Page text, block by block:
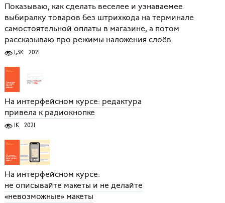
Показываю, как сделать веселее и узнаваемее
выбиралку товаров без штрихкода на терминале
самостоятельной оплаты в магазине, а потом
рассказываю про режимы наложения слоёв
1,3K 2021
На интерфейсном курсе: редактура
привела к радиокнопке
1K 2021
На интерфейсном курсе:
не описывайте макеты и не делайте
«невозможные» макеты